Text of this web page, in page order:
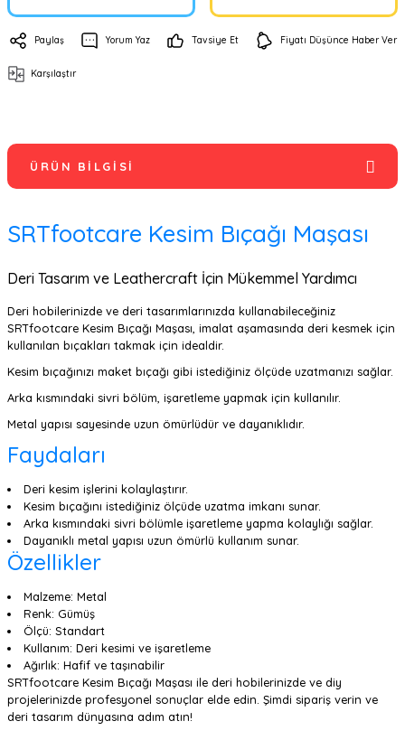
Paylaş Yorum Yaz Tavsiye Et Fiyatı Düşünce Haber Ver
Karşılaştır
ÜRÜN BILGISI
SRTfootcare Kesim Bıçağı Maşası
Deri Tasarım ve Leathercraft İçin Mükemmel Yardımcı
Deri hobilerinizde ve deri tasarımlarınızda kullanabileceğiniz
SRTfootcare Kesim Bıçağı Maşası, imalat aşamasında deri kesmek için
kullanılan bıçakları takmak için idealdir.
Kesim bıçağınızı maket bıçağı gibi istediğiniz ölçüde uzatmanızı sağlar.
Arka kısmındaki sivri bölüm, işaretleme yapmak için kullanılır.
Metal yapısı sayesinde uzun ömürlüdür ve dayanıklıdır.
Faydaları
Deri kesim işlerini kolaylaştırır.
Kesim bıçağını istediğiniz ölçüde uzatma imkanı sunar.
Arka kısmındaki sivri bölümle işaretleme yapma kolaylığı sağlar.
Dayanıklı metal yapısı uzun ömürlü kullanım sunar.
Özellikler
Malzeme: Metal
Renk: Gümüş
Ölçü: Standart
Kullanım: Deri kesimi ve işaretleme
Ağırlık: Hafif ve taşınabilir
SRTfootcare Kesim Bıçağı Maşası ile deri hobilerinizde ve diy
projelerinizde profesyonel sonuçlar elde edin. Şimdi sipariş verin ve
deri tasarım dünyasına adım atın!